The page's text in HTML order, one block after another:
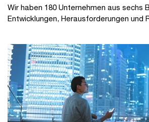
Wir haben 180 Unternehmen aus sechs
Entwicklungen, Herausforderungen und